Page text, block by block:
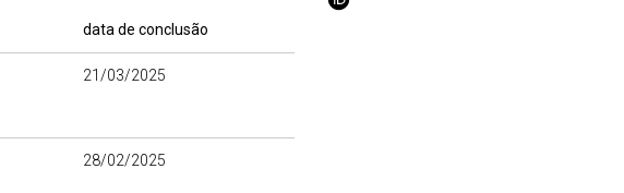
data de conclusão
21/03/2025
28/02/2025